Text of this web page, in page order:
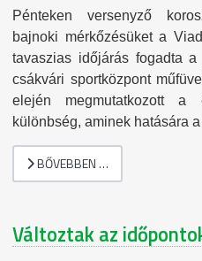
Pénteken versenyző
bajnoki mérkőzésüket a
tavaszias időjárás fogadta
csákvári sportközpont
elején megmutatkozott a
különbség, aminek hatására
BŐVEBBEN …
Változtak az